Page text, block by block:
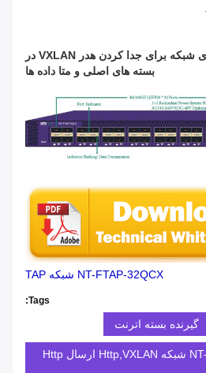
توصیه به کارگزار بسته های شبکه برای جدا کردن هدر VXLAN در
بسته های اصلی و متا داده ها
NT-FTAP-32QCX شبکه TAP
Tags:
گیرنده بسته اترنت
NT-FTAP-32QCX,Sniffer شبکه Http,VXLAN ارسال Http